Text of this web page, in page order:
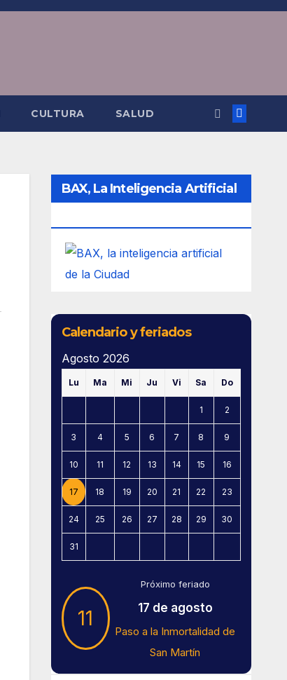
CULTURA SALUD
BAX, La Inteligencia Artificial
Calendario y feriados
Agosto 2026
Lu Ma Mi Ju Vi Sa Do
1 2
3 4 5 6 7 8 9
10 11 12 13 14 15 16
17 18 19 20 21 22 23
24 25 26 27 28 29 30
31
11
Próximo feriado
17 de agosto
Paso a la Inmortalidad de
San Martín